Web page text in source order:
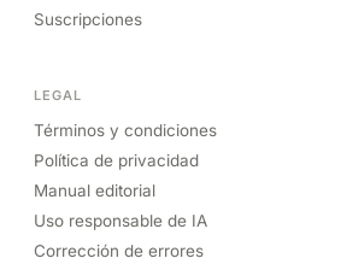
Suscripciones
LEGAL
Términos y condiciones
Política de privacidad
Manual editorial
Uso responsable de IA
Corrección de errores